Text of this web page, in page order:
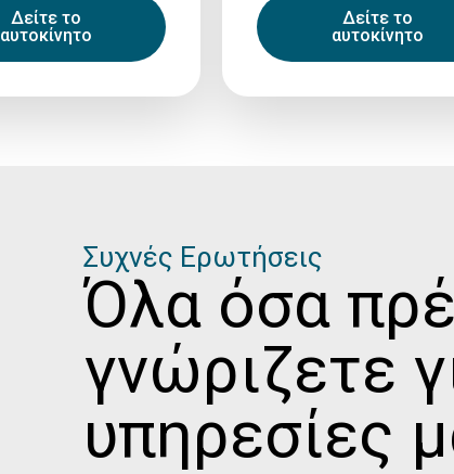
Δείτε το
αυτοκίνητο
Δείτε το
αυτοκίνητο
Συχνές Ερωτήσεις
Όλα όσα
γνώριζετε
υπηρεσίες